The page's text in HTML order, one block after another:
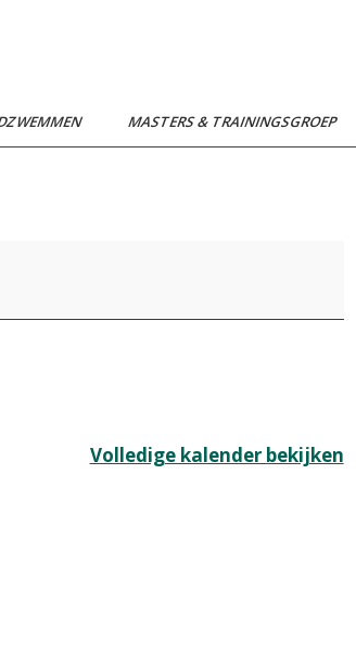
MASTERS & TRAININGSGROEP
Volledige kalender bekijken